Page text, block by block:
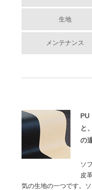
生地
メンテナンス
PU
と
の
ソ
皮
気の生地の一つです。